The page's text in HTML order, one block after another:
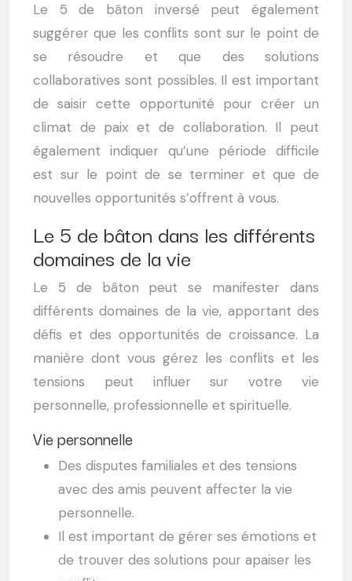
Le 5 de bâton inversé peut également
suggérer que les conflits sont sur le point de
se résoudre et que des solutions
collaboratives sont possibles. Il est important
de saisir cette opportunité pour créer un
climat de paix et de collaboration. Il peut
également indiquer qu’une période difficile
est sur le point de se terminer et que de
nouvelles opportunités s’offrent à vous.
Le 5 de bâton dans les différents
domaines de la vie
Le 5 de bâton peut se manifester dans
différents domaines de la vie, apportant des
défis et des opportunités de croissance. La
manière dont vous gérez les conflits et les
tensions peut influer sur votre vie
personnelle, professionnelle et spirituelle.
Vie personnelle
Des disputes familiales et des tensions
avec des amis peuvent affecter la vie
personnelle.
Il est important de gérer ses émotions et
de trouver des solutions pour apaiser les